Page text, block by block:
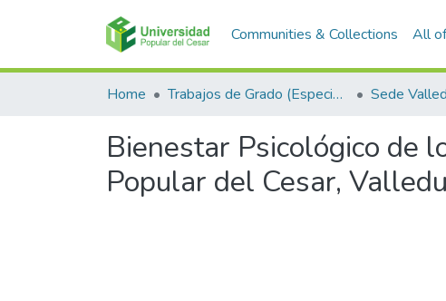
Communities & Collections All
Home Trabajos de Grado (Especializaciones y Pregrados) Sede
Bienestar Psicológico de
Popular del Cesar,